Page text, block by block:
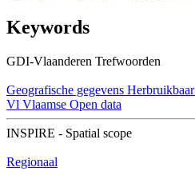
Keywords
GDI-Vlaanderen Trefwoorden
Geografische gegevens Herbruikbaar
Vl Vlaamse Open data
INSPIRE - Spatial scope
Regionaal